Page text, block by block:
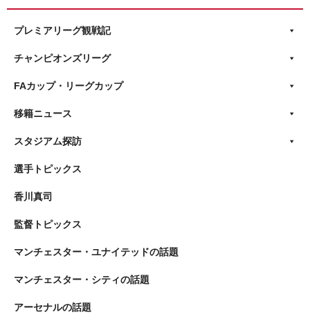
プレミアリーグ観戦記
チャンピオンズリーグ
FAカップ・リーグカップ
移籍ニュース
スタジアム探訪
選手トピックス
香川真司
監督トピックス
マンチェスター・ユナイテッドの話題
マンチェスター・シティの話題
アーセナルの話題